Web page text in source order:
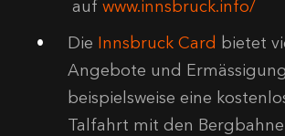
auf www.innsbruck.info/
Die Innsbruck Card bietet
Angebote und
beispielsweise eine
Talfahrt mit den